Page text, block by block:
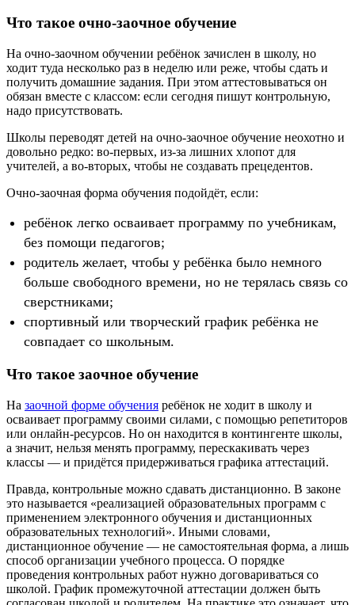
Что такое очно-заочное обучение
На очно-заочном обучении ребёнок зачислен в школу, но
ходит туда несколько раз в неделю или реже, чтобы сдать и
получить домашние задания. При этом аттестовываться он
обязан вместе с классом: если сегодня пишут контрольную,
надо присутствовать.
Школы переводят детей на очно-заочное обучение неохотно и
довольно редко: во-первых, из-за лишних хлопот для
учителей, а во-вторых, чтобы не создавать прецедентов.
Очно-заочная форма обучения подойдёт, если:
ребёнок легко осваивает программу по учебникам,
без помощи педагогов;
родитель желает, чтобы у ребёнка было немного
больше свободного времени, но не терялась связь со
сверстниками;
спортивный или творческий график ребёнка не
совпадает со школьным.
Что такое заочное обучение
На заочной форме обучения ребёнок не ходит в школу и
осваивает программу своими силами, с помощью репетиторов
или онлайн-ресурсов. Но он находится в контингенте школы,
а значит, нельзя менять программу, перескакивать через
классы — и придётся придерживаться графика аттестаций.
Правда, контрольные можно сдавать дистанционно. В законе
это называется «реализацией образовательных программ с
применением электронного обучения и дистанционных
образовательных технологий». Иными словами,
дистанционное обучение — не самостоятельная форма, а лишь
способ организации учебного процесса. О порядке
проведения контрольных работ нужно договариваться со
школой. График промежуточной аттестации должен быть